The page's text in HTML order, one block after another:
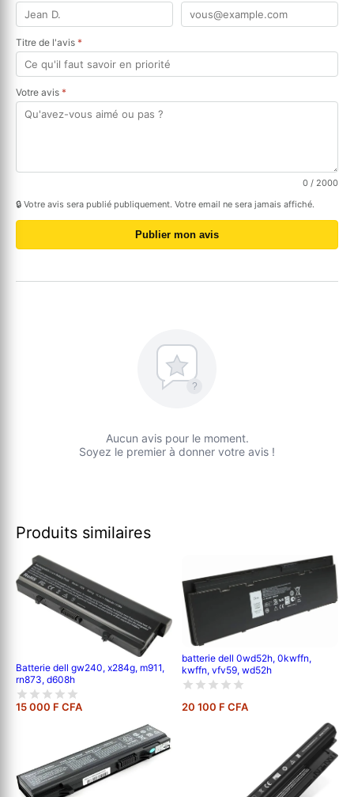
Titre de l'avis *
Votre avis *
0 / 2000
🔒 Votre avis sera publié publiquement. Votre email ne sera jamais affiché.
Publier mon avis
?
Aucun avis pour le moment.
Soyez le premier à donner votre avis !
Produits similaires
Batterie dell gw240, x284g, m911,
rn873, d608h
15 000 F CFA
batterie dell 0wd52h, 0kwffn,
kwffn, vfv59, wd52h
20 100 F CFA